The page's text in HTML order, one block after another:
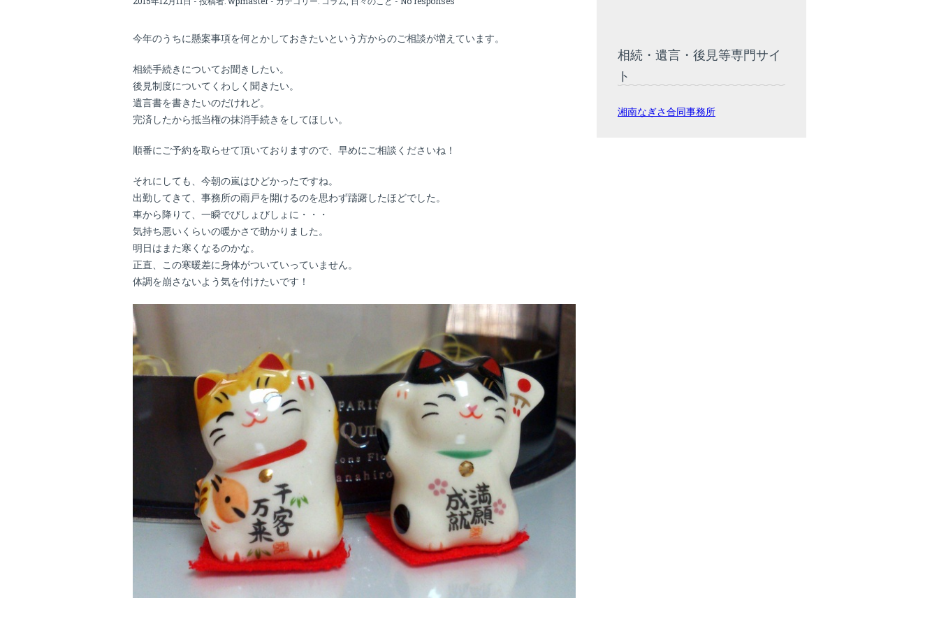
今年のうちに懸案事項を何とかしておきたいという方からのご相談が増えています。
相続手続きについてお聞きしたい。
後見制度についてくわしく聞きたい。
遺言書を書きたいのだけれど。
完済したから抵当権の抹消手続きをしてほしい。
順番にご予約を取らせて頂いておりますので、早めにご相談くださいね！
それにしても、今朝の嵐はひどかったですね。
出勤してきて、事務所の雨戸を開けるのを思わず躊躇したほどでした。
車から降りて、一瞬でびしょびしょに・・・
気持ち悪いくらいの暖かさで助かりました。
明日はまた寒くなるのかな。
正直、この寒暖差に身体がついていっていません。
体調を崩さないよう気を付けたいです！
相続・遺言・後見等専門サイ
ト
湘南なぎさ合同事務所